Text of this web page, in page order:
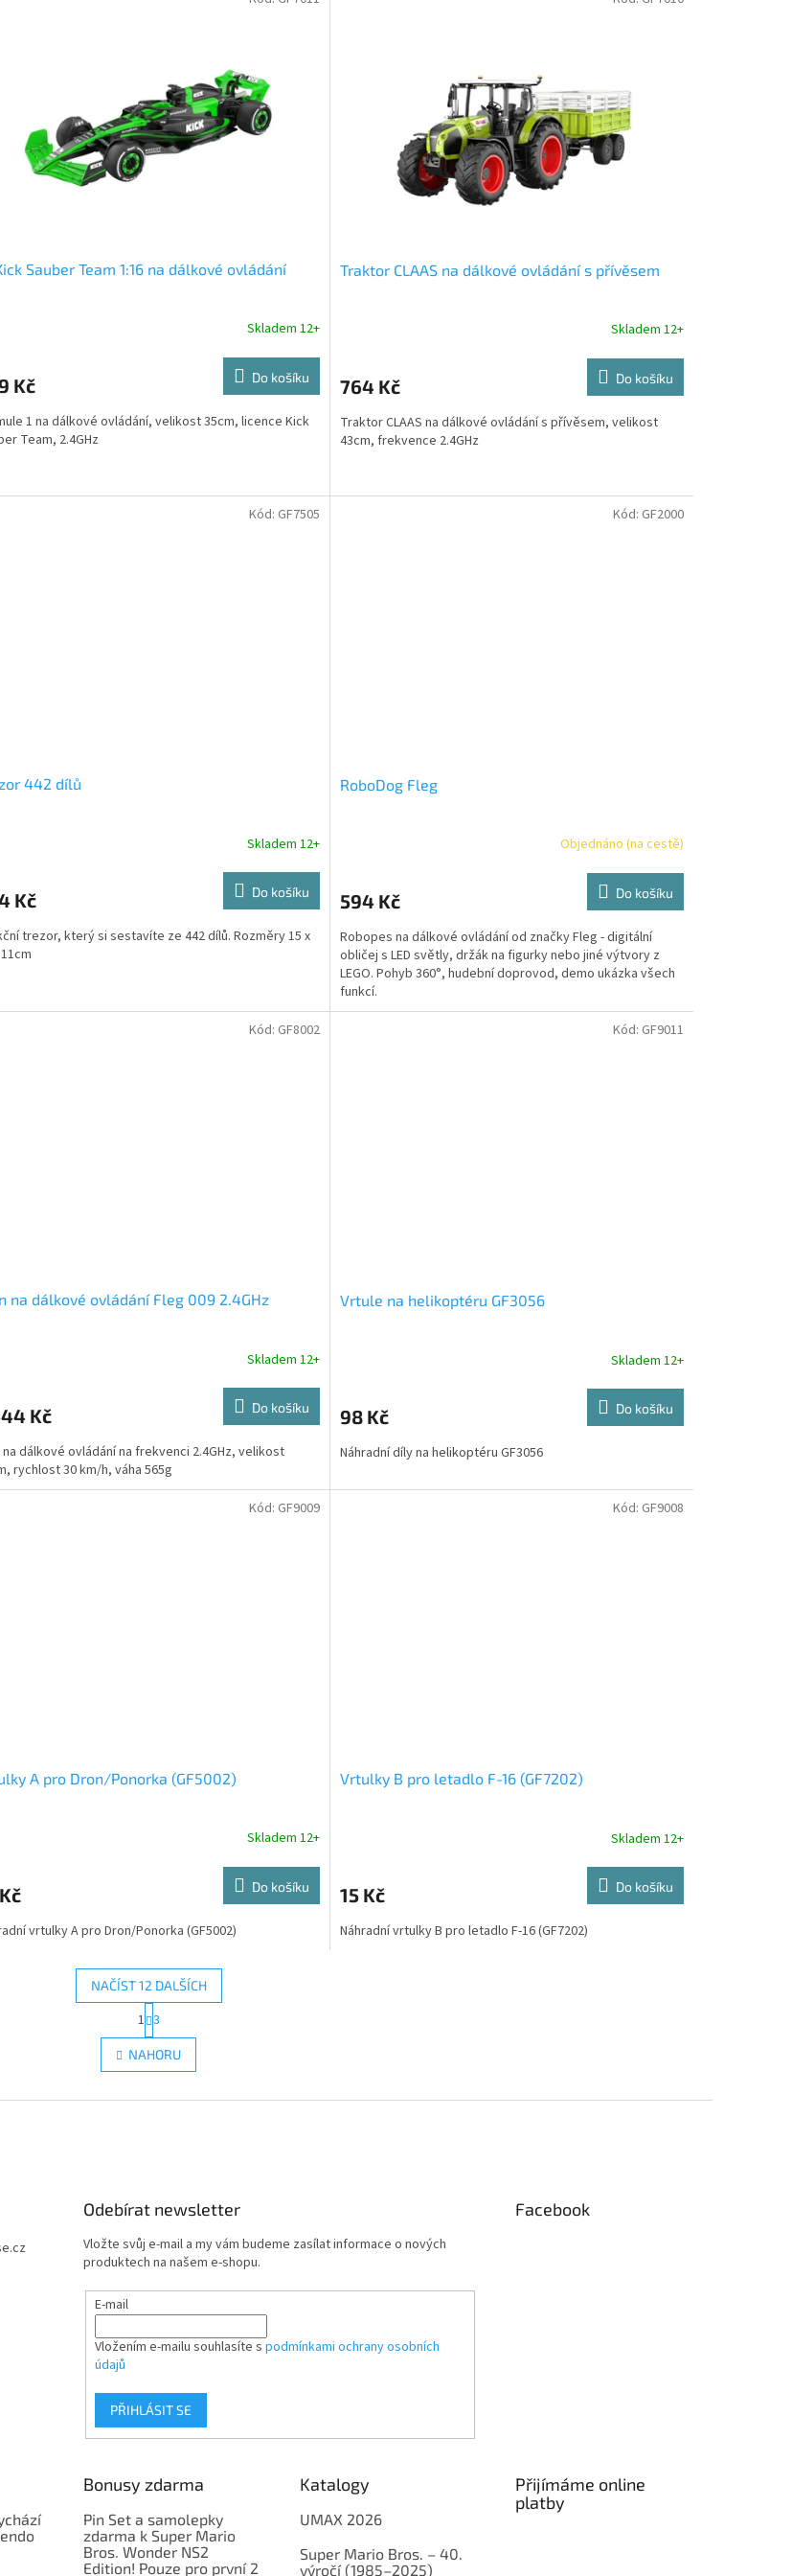
Sauber Team 1:16 na dálkové ovládání
Skladem 12+
Kč Do košíku
1 na dálkové ovládání, velikost 35cm, licence Kick
Team, 2.4GHz
Traktor CLAAS na dálkové ovládání s přívěsem
Skladem 12+
764 Kč Do košíku
Traktor CLAAS na dálkové ovládání s přívěsem, velikost
43cm, frekvence 2.4GHz
442 dílů
Skladem 12+
Kč Do košíku
trezor, který si sestavíte ze 442 dílů. Rozměry 15 x
Kód: GF7505
RoboDog Fleg
Objednáno (na cestě)
594 Kč Do košíku
Robopes na dálkové ovládání od značky Fleg - digitální
obličej s LED světly, držák na figurky nebo jiné výtvory z
LEGO. Pohyb 360°, hudební doprovod, demo ukázka všech
funkcí.
Kód: GF2000
na dálkové ovládání Fleg 009 2.4GHz
Skladem 12+
Kč Do košíku
na dálkové ovládání na frekvenci 2.4GHz, velikost
rychlost 30 km/h, váha 565g
Kód: GF8002
Vrtule na helikoptéru GF3056
Skladem 12+
98 Kč Do košíku
Náhradní díly na helikoptéru GF3056
Kód: GF9011
A pro Dron/Ponorka (GF5002)
Skladem 12+
Do košíku
vrtulky A pro Dron/Ponorka (GF5002)
Kód: GF9009
Vrtulky B pro letadlo F-16 (GF7202)
Skladem 12+
15 Kč Do košíku
Náhradní vrtulky B pro letadlo F-16 (GF7202)
Kód: GF9008
O
v
l
d
v
y
v
i
s
u
NAČÍST 12 DALŠÍCH
t
r
á
n
1 3
NAHORU
Odebírat newsletter
Vložte svůj e-mail a my vám budeme zasílat informace o nových
produktech na našem e-shopu.
E-mail
Vložením e-mailu souhlasíte s podmínkami ochrany osobních
údajů
PŘIHLÁSIT SE
Facebook
Bonusy zdarma
Pin Set a samolepky
zdarma k Super Mario
Bros. Wonder NS2
Edition! Pouze pro první 2
Katalogy
UMAX 2026
Super Mario Bros. – 40.
výročí (1985–2025)
Přijímáme online
platby